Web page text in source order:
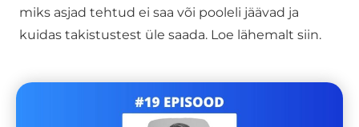
miks asjad tehtud ei saa või pooleli jäävad ja
kuidas takistustest üle saada. Loe lähemalt siin.